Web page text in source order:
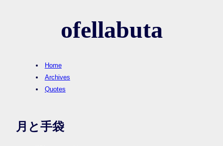
ofellabuta
Home
Archives
Quotes
月と手袋